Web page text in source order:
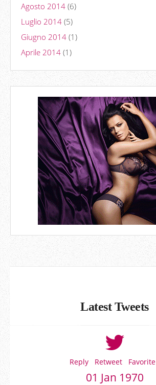
Agosto 2014 (6)
Luglio 2014 (5)
Giugno 2014 (1)
Aprile 2014 (1)
Latest Tweets
Reply Retweet Favorite
01 Jan 1970